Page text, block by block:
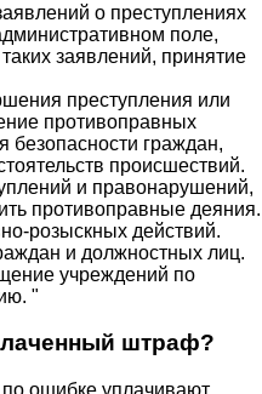
о преступлениях
поле,
заявлений, принятие
преступления или
противоправных
безопасности граждан,
происшествий.
и правонарушений,
противоправные деяния.
розыскных действий.
и должностных лиц.
учреждений по
"
штраф?